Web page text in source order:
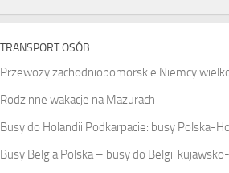
TRANSPORT OSÓB
Przewozy zachodniopomorskie Niemcy
Rodzinne wakacje na Mazurach
Busy do Holandii Podkarpacie: busy Polska-
Busy Belgia Polska – busy do Belgii